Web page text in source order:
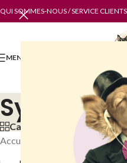
QUI SOMMES-NOUS / SERVICE CLIENTS
MENU
Sylvain
Categories
Accueil
Sylvain